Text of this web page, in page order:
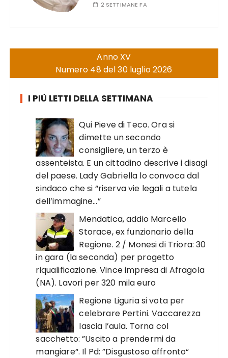
2 SETTIMANE FA
Anno XV
Numero 48 del 30 luglio 2026
I PIÙ LETTI DELLA SETTIMANA
Qui Pieve di Teco. Ora si
dimette un secondo
consigliere, un terzo è
assenteista. E un cittadino descrive i disagi
del paese. Lady Gabriella lo convoca dal
sindaco che si “riserva vie legali a tutela
dell’immagine…”
Mendatica, addio Marcello
Storace, ex funzionario della
Regione. 2 / Monesi di Triora: 30
in gara (la seconda) per progetto
riqualificazione. Vince impresa di Afragola
(NA). Lavori per 320 mila euro
Regione Liguria si vota per
celebrare Pertini. Vaccarezza
lascia l’aula. Torna col
sacchetto: ”Uscito a prendermi da
mangiare“. Il Pd: ”Disgustoso affronto“